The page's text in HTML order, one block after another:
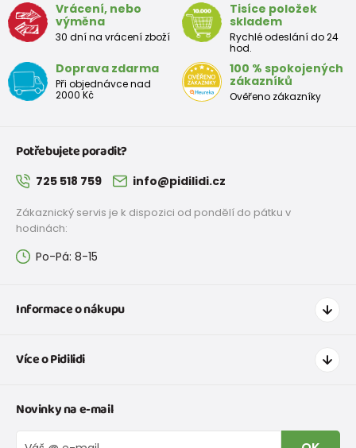
Vrácení, nebo
výměna
30 dní na vrácení zboží
Tisíce položek
skladem
Rychlé odeslání do 24
hod.
Doprava zdarma
Při objednávce nad
2000 Kč
100 % spokojených
zákazníků
Ověřeno zákazníky
Potřebujete poradit?
725 518 759 info@pidilidi.cz
Zákaznický servis je k dispozici od pondělí do pátku v
hodinách:
Po-Pá: 8-15
Informace o nákupu
Doprava a platba
Tabulka velikostí obuvi
Vrácení zboží a reklamace
Více o Pidilidi
O nás
Blog
Novinky na e-mail